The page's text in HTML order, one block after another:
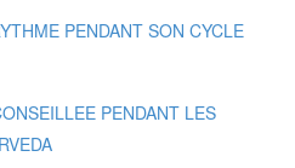
PENDANT SON CYCLE
PENDANT LES